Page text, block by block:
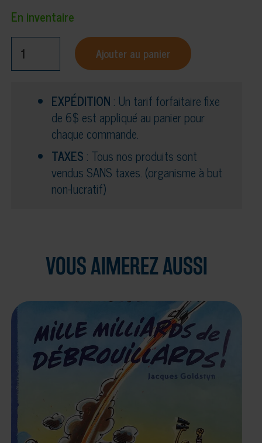
En inventaire
quantité
Livre
J'expérimente!
Ajouter au panier
EXPÉDITION : Un tarif forfaitaire fixe
de 6$ est appliqué au panier pour
chaque commande.
TAXES : Tous nos produits sont
vendus SANS taxes. (organisme à but
non-lucratif)
VOUS AIMEREZ AUSSI